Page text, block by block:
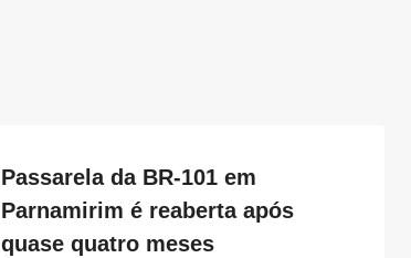
Passarela da BR-101 em
Parnamirim é reaberta após
quase quatro meses